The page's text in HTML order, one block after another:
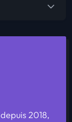
2018,